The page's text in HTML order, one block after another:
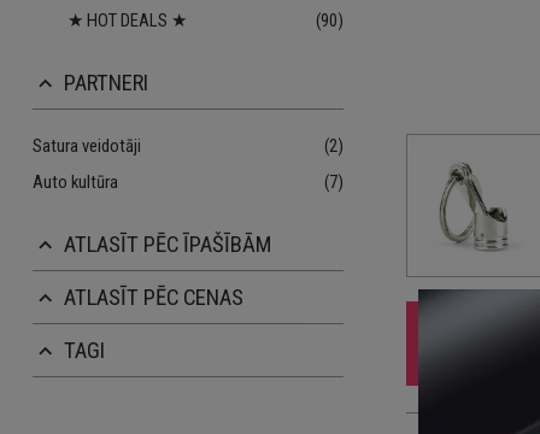
★ HOT DEALS ★
(90)
keyboard_arrow_up PARTNERI
Satura veidotāji
(2)
Auto kultūra
(7)
keyboard_arrow_up ATLASĪT PĒC ĪPAŠĪBĀM
keyboard_arrow_up ATLASĪT PĒC CENAS
keyboard_arrow_up TAGI